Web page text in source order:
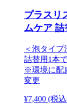
プラスリ
ムケア 詰
＜泡タイプ
詰替用1本
※環境に配
変更
¥7,400 (税